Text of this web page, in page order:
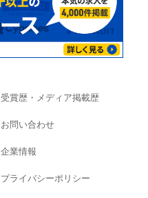
受賞歴・メディア掲載歴
お問い合わせ
企業情報
プライバシーポリシー